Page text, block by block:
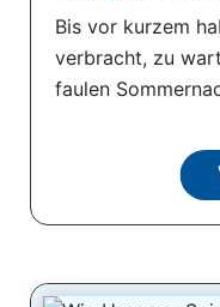
Bis vor kurzem
verbracht, zu
faulen